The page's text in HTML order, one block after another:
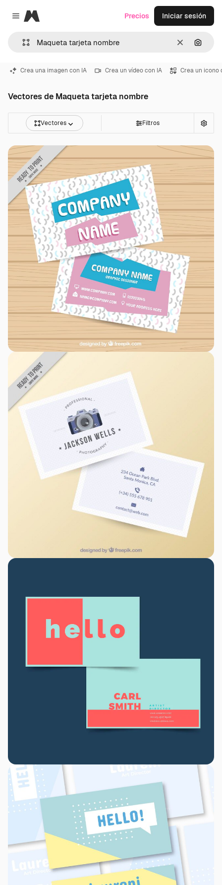
Close menu
Magnific
Borrar
Precios Iniciar sesión
Crea una imagen con IA Crea un vídeo con IA Crea un icono
Vectores de Maqueta tarjeta nombre
Vectores Filtros